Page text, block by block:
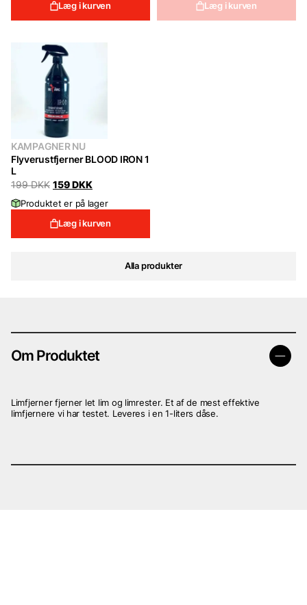
Alla produkter
Læg i kurven
Læg i kurven
KAMPAGNER NU
Flyverustfjerner BLOOD IRON 1
L
199DKK Original
was:
159DKKCurrent
is:
Produktet er på lager
Læg i kurven
Om Produktet
Limfjerner fjerner let lim og limrester. Et af de mest effektive
limfjernere vi har testet. Leveres i en 1-liters dåse.